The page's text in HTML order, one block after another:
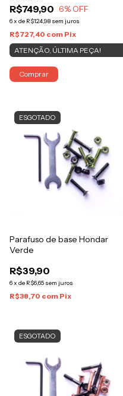
R$749,90 6% OFF
6x de R$124,98 sem juros
R$727,40 com Pix
ATENÇÃO, ÚLTIMA PEÇA!
Comprar
ESGOTADO
Parafuso de base Hondar
Verde
R$39,90
6x de R$6,65 sem juros
R$38,70 com Pix
ESGOTADO